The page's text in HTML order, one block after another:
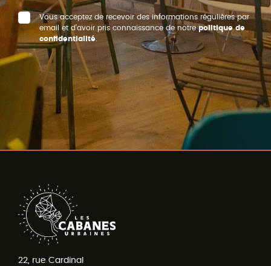
Vous acceptez de recevoir des informations régulières par
email et d’avoir pris connaissance de notrepolitique de
confidentialité
22, rue Cardinal